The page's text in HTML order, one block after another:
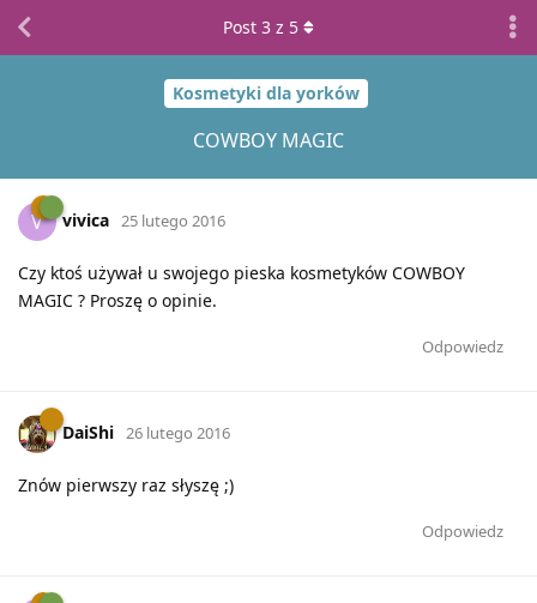
Kosmetyki dla yorków
COWBOY MAGIC
Post 3 z 5
V vivica 25 lutego 2016
Czy ktoś używał u swojego pieska kosmetyków COWBOY
MAGIC ? Proszę o opinie.
Odpowiedz
DaiShi 26 lutego 2016
Znów pierwszy raz słyszę ;)
Odpowiedz